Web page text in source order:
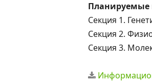
Планируемые
Секция 1.
Секция 2.
Секция 3.